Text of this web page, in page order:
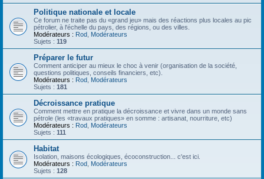
Politique nationale et locale
Ce forum ne traite pas du «grand jeu» mais des réactions plus locales au pic
pétrolier, à l'échelle du pays, des régions, ou des villes.
Modérateurs : Rod Modérateurs
Sujets : 119
Préparer le futur
Comment anticiper au mieux le choc à venir (organisation de la société,
questions politiques, conseils financiers, etc).
Modérateurs : Rod Modérateurs
Sujets : 181
Décroissance pratique
Comment mettre en pratique la décroissance et vivre dans un monde sans
pétrole (les «travaux pratiques» en somme : artisanat, nourriture, etc)
Modérateurs : Rod Modérateurs
Sujets : 111
Habitat
Isolation, maisons écologiques, écoconstruction... c'est ici.
Modérateurs : Rod Modérateurs
Sujets : 128